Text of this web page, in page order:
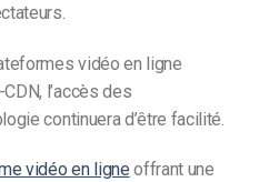
vidéo en ligne
l’accès des
continuera d’être facilité.
vidéo en ligne offrant une